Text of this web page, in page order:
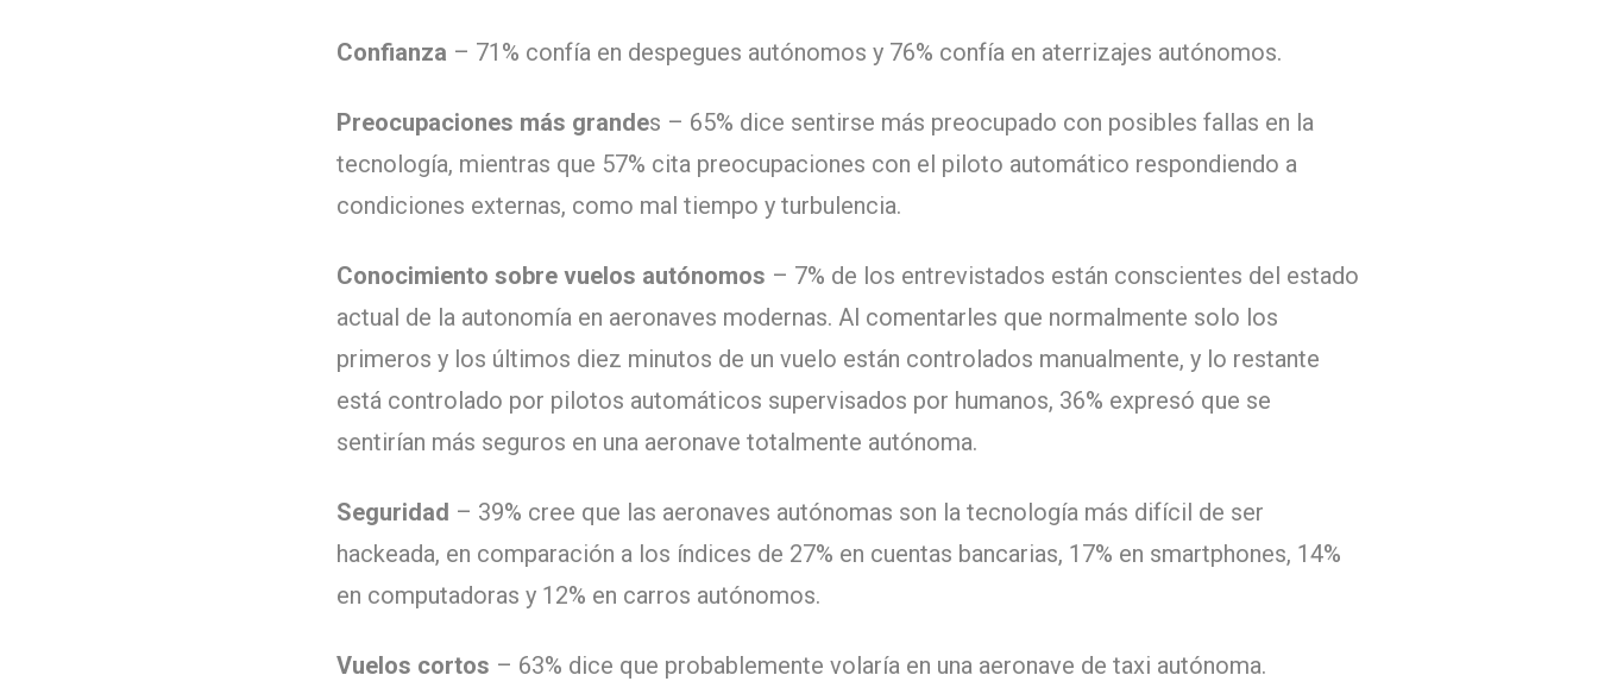
Confianza – 71% confía en despegues autónomos y 76% confía en aterrizajes autónomos.
Preocupaciones más grandes – 65% dice sentirse más preocupado con posibles fallas en la
tecnología, mientras que 57% cita preocupaciones con el piloto automático respondiendo a
condiciones externas, como mal tiempo y turbulencia.
Conocimiento sobre vuelos autónomos – 7% de los entrevistados están conscientes del estado
actual de la autonomía en aeronaves modernas. Al comentarles que normalmente solo los
primeros y los últimos diez minutos de un vuelo están controlados manualmente, y lo restante
está controlado por pilotos automáticos supervisados por humanos, 36% expresó que se
sentirían más seguros en una aeronave totalmente autónoma.
Seguridad – 39% cree que las aeronaves autónomas son la tecnología más difícil de ser
hackeada, en comparación a los índices de 27% en cuentas bancarias, 17% en smartphones, 14%
en computadoras y 12% en carros autónomos.
Vuelos cortos – 63% dice que probablemente volaría en una aeronave de taxi autónoma.